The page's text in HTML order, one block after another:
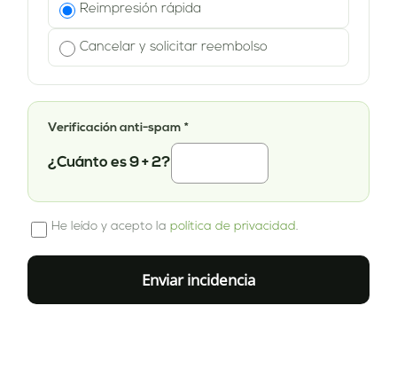
Reimpresión rápida
Cancelar y solicitar reembolso
Verificación anti-spam *
¿Cuánto es 9 + 2?
He leído y acepto la política de privacidad.
Enviar incidencia